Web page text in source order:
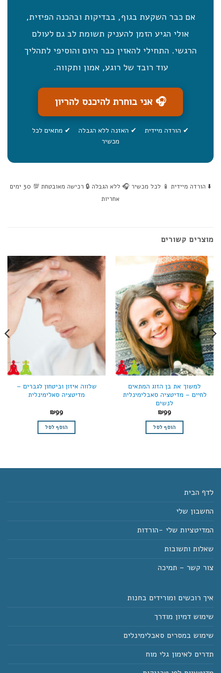
אם כבר השקעת בגוף, בבדיקות ובהכנה הפיזית,
אולי הגיע הזמן להעניק תשומת לב גם לעולם
הרגשי. התחילי להאזין כבר היום והוסיפי לתהליך
עוד רובד של רוגע, אמון ותקווה.
🎧 אני בוחרת להיכנס להריון
✔ הורדה מיידית ✔ האזנה ללא הגבלה ✔ מתאים לכל
מכשיר
⬇️ הורדה מיידית 📱 לכל מכשיר 🎧 ללא הגבלה 🔒 רכישה מאובטחת 💯 30 ימים
אחריות
מוצרים קשורים
למשוך את בן הזוג המתאים
לחיים – מדיטציה סאבלימינלית
לנשים
₪99
הוסף לסל
שלווה איזון וביטחון לגברים –
מדיטציה סאלימינלית
₪99
הוסף לסל
לדף הבית
החשבון שלי
המדיטציות שלי -הורדות
שאלות ותשובות
צור קשר – תמיכה
איך רוכשים ומורידים בחנות
שימוש דמיון מודרך
שימוש במסרים סאבלימינלים
תדרים לאימון גלי מוח